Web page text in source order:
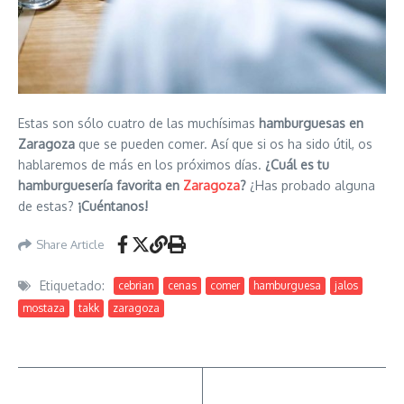
Estas son sólo cuatro de las muchísimas hamburguesas en
Zaragoza que se pueden comer. Así que si os ha sido útil, os
hablaremos de más en los próximos días. ¿Cuál es tu
hamburguesería favorita en Zaragoza? ¿Has probado alguna
de estas? ¡Cuéntanos!
Share Article
Etiquetado: cebrian cenas comer hamburguesa
jalos
mostaza
takk zaragoza